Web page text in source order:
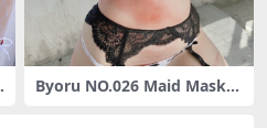
Byoru NO.026 Maid Mask